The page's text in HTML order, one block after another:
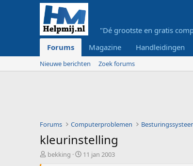
"Dé grootste en gratis
Forums
Magazine Handleidingen
Nieuwe berichten Zoek forums
Forums Computerproblemen
kleurinstelling
O
bekking
S11 jan 2003